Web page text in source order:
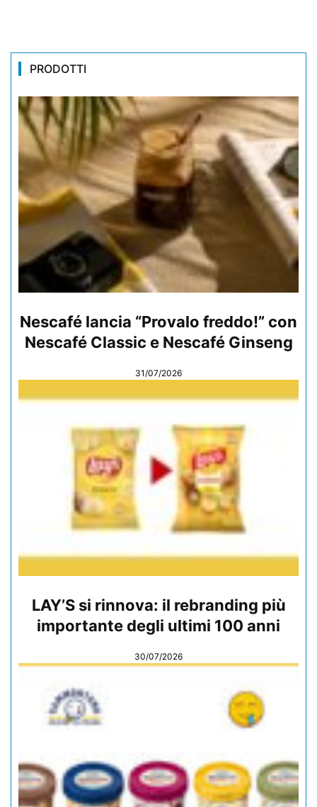
PRODOTTI
Nescafé lancia “Provalo freddo!” con
Nescafé Classic e Nescafé Ginseng
31/07/2026
LAY’S si rinnova: il rebranding più
importante degli ultimi 100 anni
30/07/2026